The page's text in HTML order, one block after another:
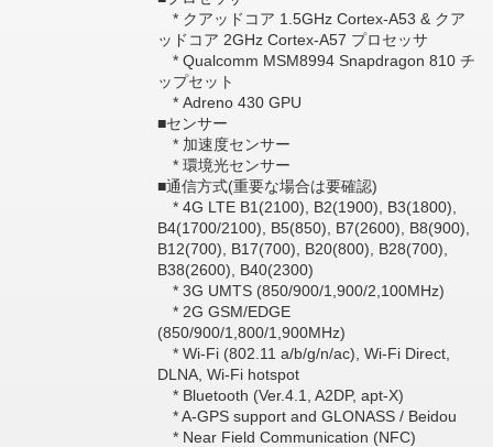
* クアッドコア 1.5GHz Cortex-A53 & クア
ッドコア 2GHz Cortex-A57 プロセッサ
* Qualcomm MSM8994 Snapdragon 810 チ
ップセット
* Adreno 430 GPU
■センサー
* 加速度センサー
* 環境光センサー
■通信方式(重要な場合は要確認)
* 4G LTE B1(2100), B2(1900), B3(1800),
B4(1700/2100), B5(850), B7(2600), B8(900),
B12(700), B17(700), B20(800), B28(700),
B38(2600), B40(2300)
* 3G UMTS (850/900/1,900/2,100MHz)
* 2G GSM/EDGE
(850/900/1,800/1,900MHz)
* Wi-Fi (802.11 a/b/g/n/ac), Wi-Fi Direct,
DLNA, Wi-Fi hotspot
* Bluetooth (Ver.4.1, A2DP, apt-X)
* A-GPS support and GLONASS / Beidou
* Near Field Communication (NFC)